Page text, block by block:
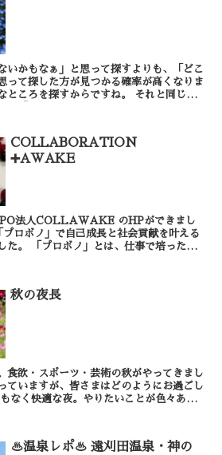
いかもなぁ」と思って探すよりも、「どこ
って探した方が見つかる確率が高くなりま
を探すからですね。 それと同じよ
COLLABORATION
➕AWAKE
ロボノ」で自己成長と社会貢献を叶える
で培ったス
秋の夜長
食欲・スポーツ・芸術の秋がやってきまし
ていますが、皆さまはどのようにお過ごし
♨️温泉レポ♨️ 遠刈田温泉・神の